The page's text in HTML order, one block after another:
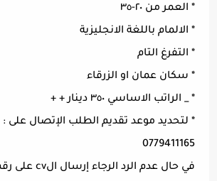
* العمر من ٢٠-٣٥
* الالمام باللغة الانجليزية
* التفرغ التام
* سكان عمان او الزرقاء
* _ الراتب الاساسي ٣٥٠ دينار + +
* لتحديد موعد تقديم الطلب الإتصال على :
0779411165
في حال عدم الرد الرجاء إرسال الcv على رقم الواتس